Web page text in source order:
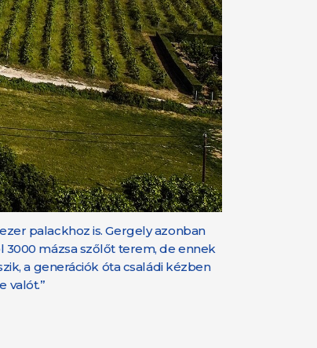
palackhoz is. Gergely azonban
mázsa szőlőt terem, de ennek
a generációk óta családi kézben
valót.”